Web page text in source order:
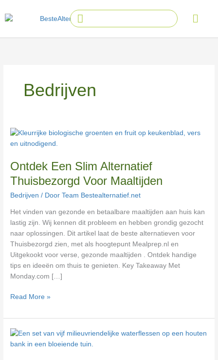
naar
inhoud
Main
Menu
Search
...
Bedrijven
Ontdek Een Slim Alternatief
Thuisbezorgd Voor Maaltijden
Bedrijven / DoorTeam Bestealternatief.net
Het vinden van gezonde en betaalbare maaltijden aan huis kan
lastig zijn. Wij kennen dit probleem en hebben grondig gezocht
naar oplossingen. Dit artikel laat de beste alternatieven voor
Thuisbezorgd zien, met als hoogtepunt Mealprep.nl en
Uitgekookt voor verse, gezonde maaltijden . Ontdek handige
tips en ideeën om thuis te genieten. Key Takeaway Met
Monday.com […]
Ontdek
Een
Alternatief
Thuisbezorgd
Voor
Maaltijden
Read More »
Ontdek
Een